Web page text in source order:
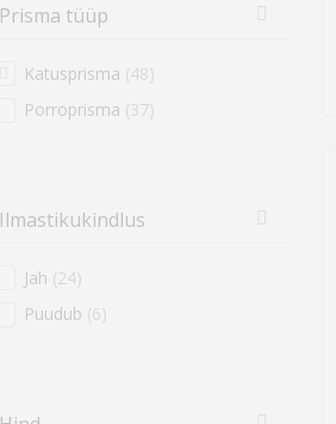
Prisma tüüp
Katusprisma (48)
Porroprisma (37)
Ilmastikukindlus
Jah (24)
Puudub (6)